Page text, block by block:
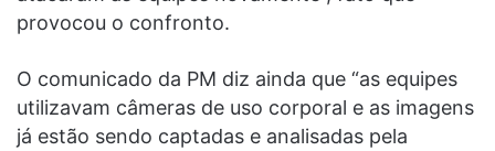
provocou o confronto.
O comunicado da PM diz ainda que “as equipes
utilizavam câmeras de uso corporal e as imagens
já estão sendo captadas e analisadas pela